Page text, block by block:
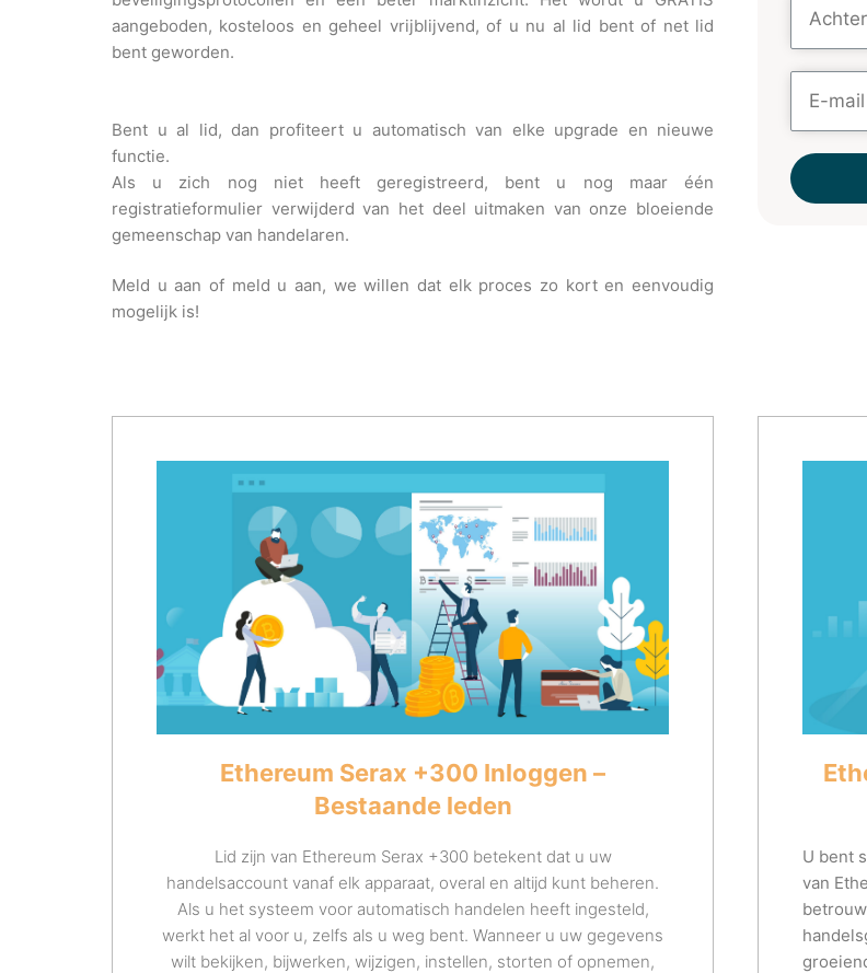
aangeboden, kosteloos en geheel vrijblijvend, of u nu al lid bent of net lid
bent geworden.
Bent u al lid, dan profiteert u automatisch van elke upgrade en nieuwe
functie.
Als u zich nog niet heeft geregistreerd, bent u nog maar één
registratieformulier verwijderd van het deel uitmaken van onze bloeiende
gemeenschap van handelaren.
Meld u aan of meld u aan, we willen dat elk proces zo kort en eenvoudig
mogelijk is!
Ethereum Serax +300 Inloggen –
Bestaande leden
Lid zijn van Ethereum Serax +300 betekent dat u uw
handelsaccount vanaf elk apparaat, overal en altijd kunt beheren.
Als u het systeem voor automatisch handelen heeft ingesteld,
werkt het al voor u, zelfs als u weg bent. Wanneer u uw gegevens
wilt bekijken, bijwerken, wijzigen, instellen, storten of opnemen,
U bent
van